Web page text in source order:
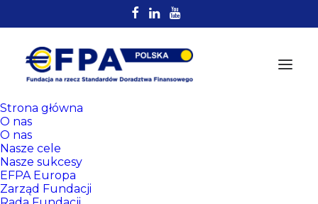
Strona główna
O nas
O nas
Nasze cele
Nasze sukcesy
EFPA Europa
Zarząd Fundacji